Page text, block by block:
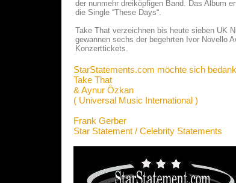
der nunmehr dreiköpfigen Band. Das Album
die Single “These Days“.
Take That verzeichnen bis heute sieben UK
gewannen sechs der begehrten Ivor Novello
Konzerttickets.
StarStatements.com möchte sich
Take That
& Aynur Özkan
( Universal Music International )
Frank Gerber
Star Statement / Celebrity Statements